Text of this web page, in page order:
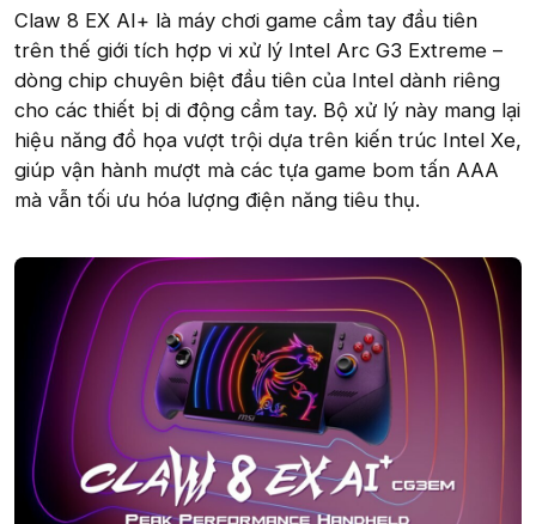
Claw 8 EX AI+ là máy chơi game cầm tay đầu tiên
trên thế giới tích hợp vi xử lý Intel Arc G3 Extreme –
dòng chip chuyên biệt đầu tiên của Intel dành riêng
cho các thiết bị di động cầm tay. Bộ xử lý này mang lại
hiệu năng đồ họa vượt trội dựa trên kiến trúc Intel Xe,
giúp vận hành mượt mà các tựa game bom tấn AAA
mà vẫn tối ưu hóa lượng điện năng tiêu thụ.